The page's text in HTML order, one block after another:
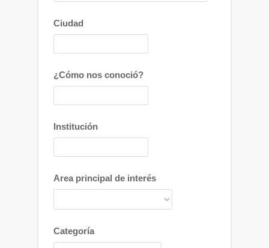
Ciudad
¿Cómo nos conoció?
Institución
Area principal de interés
Categoría